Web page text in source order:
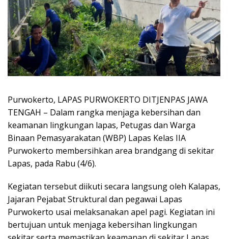
Purwokerto, LAPAS PURWOKERTO DITJENPAS JAWA
TENGAH – Dalam rangka menjaga kebersihan dan
keamanan lingkungan lapas, Petugas dan Warga
Binaan Pemasyarakatan (WBP) Lapas Kelas IIA
Purwokerto membersihkan area brandgang di sekitar
Lapas, pada Rabu (4/6).
Kegiatan tersebut diikuti secara langsung oleh Kalapas,
Jajaran Pejabat Struktural dan pegawai Lapas
Purwokerto usai melaksanakan apel pagi. Kegiatan ini
bertujuan untuk menjaga kebersihan lingkungan